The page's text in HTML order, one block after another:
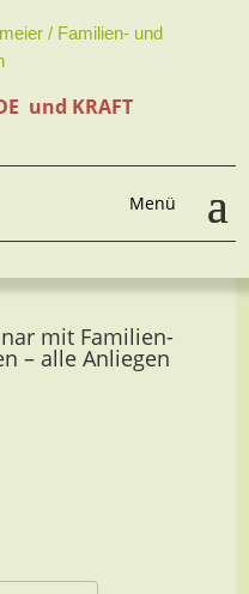
/ Familien- und
und KRAFT
mit Familien-
– alle Anliegen